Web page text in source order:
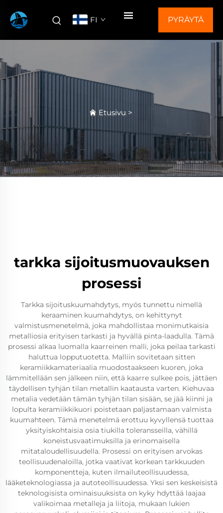
FI PYRÄYTÄ
Etusivu >
tarkka sijoitusmuovauksen
prosessi
Tarkka sijoituskuumahdytys, myös tunnettu nimellä
keraaminen kuumahdytys, on kehittynyt
valmistusmenetelmä, joka mahdollistaa monimutkaisia
metalliosia erityisen tarkasti ja hyvällä pinta-laadulla. Tämä
prosessi alkaa luomalla kaarreinen malli, joka peilaa tarkasti
haluttua lopputuotetta. Malliin sovitetaan sitten
keramiikkamateriaalia muodostaakseen kuoren, joka
lämmitellään sen jälkeen niin, että kaarre sulkee pois, jättäen
täydellisen tyhjän tilan metallin kaatausta varten. Kiehuvaa
metalia vedetään tämän tyhjän tilan sisään, se jää kiinni ja
lopulta keramiikkikuori poistetaan paljastamaan valmista
kuumahteen. Tämä menetelmä erottuu kyvyllensä tuottaa
yksityiskohtaisia osia tiukilla toleransseilla, vähillä
koneistusvaatimuksilla ja erinomaisella
mitataloudellisuudella. Prosessi on erityisen arvokas
teollisuudenaloilla, jotka vaativat korkean tarkkuuden
komponentteja, kuten ilmailuteollisuudessa,
lääketeknologiassa ja autoteollisuudessa. Yksi sen keskeisistä
teknologisista ominaisuuksista on kyky hdyttää laajaa
valikoimaa metalleja ja liitoja, mukaan lukien